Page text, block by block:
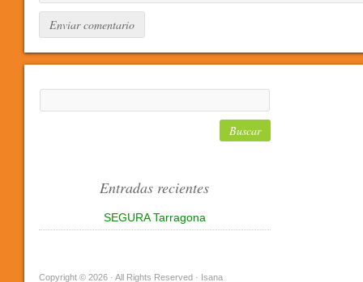
Entradas recientes
SEGURA Tarragona
Copyright © 2026 · All Rights Reserved · Isana